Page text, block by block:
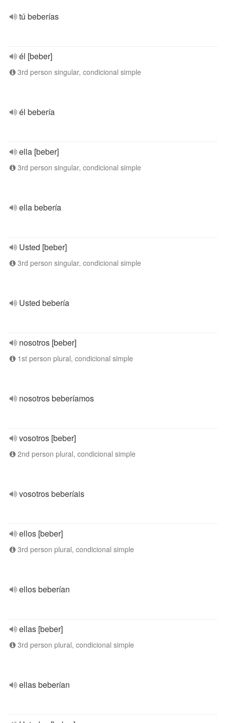
tú beberías
él [beber]
3rd person singular, condicional simple
él bebería
ella [beber]
3rd person singular, condicional simple
ella bebería
Usted [beber]
3rd person singular, condicional simple
Usted bebería
nosotros [beber]
1st person plural, condicional simple
nosotros beberíamos
vosotros [beber]
2nd person plural, condicional simple
vosotros beberíais
ellos [beber]
3rd person plural, condicional simple
ellos beberían
ellas [beber]
3rd person plural, condicional simple
ellas beberían